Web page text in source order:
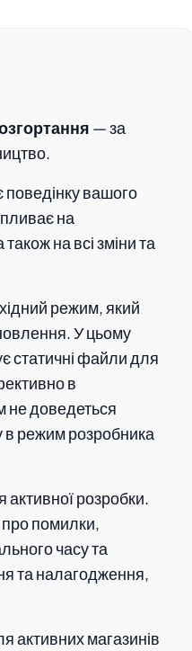
— за
вашого
на
на всі зміни та
режим, який
У цьому
статичні файли для
в
не доведеться
в режим розробника
розробки.
про помилки,
часу та
та налагодження,
активних магазинів